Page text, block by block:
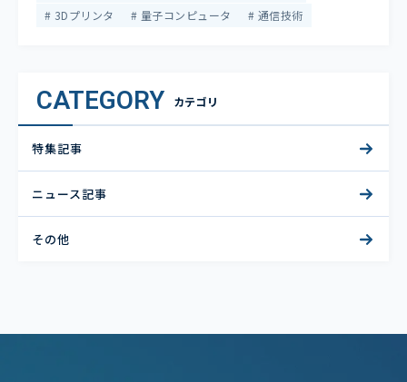
3Dプリンタ
量子コンピュータ 通信技術
CATEGORY カテゴリ
特集記事
ニュース記事
その他